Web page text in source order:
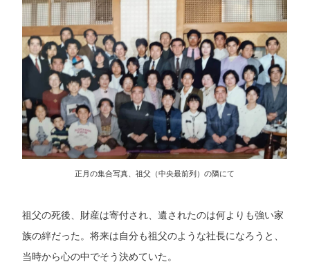
正月の集合写真、祖父（中央最前列）の隣にて
祖父の死後、財産は寄付され、遺されたのは何よりも強い家
族の絆だった。将来は自分も祖父のような社長になろうと、
当時から心の中でそう決めていた。